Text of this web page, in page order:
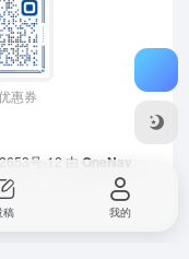
惠券
号-12 由 OneNav
稿 我的